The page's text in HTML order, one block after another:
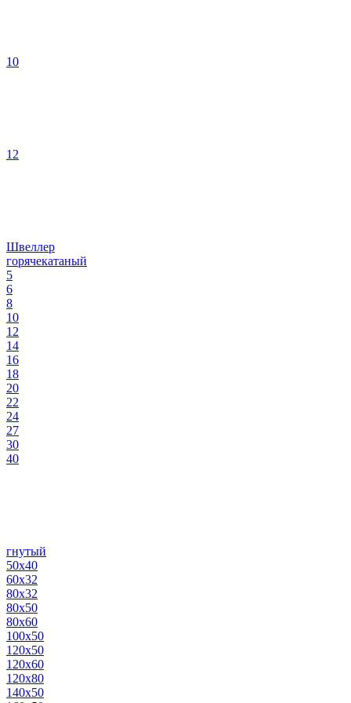
10
12
Швеллер
горячекатаный
5
6
8
10
12
14
16
18
20
22
24
27
30
40
гнутый
50х40
60х32
80х32
80х50
80х60
100х50
120х50
120х60
120х80
140х50